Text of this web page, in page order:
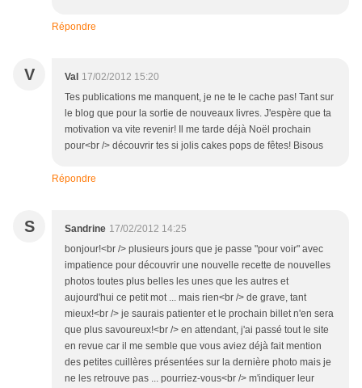
Répondre
V Val 17/02/2012 15:20
Tes publications me manquent, je ne te le cache pas! Tant sur
le blog que pour la sortie de nouveaux livres. J'espère que ta
motivation va vite revenir! Il me tarde déjà Noël prochain
pour<br /> découvrir tes si jolis cakes pops de fêtes! Bisous
Répondre
S Sandrine 17/02/2012 14:25
bonjour!<br /> plusieurs jours que je passe "pour voir" avec
impatience pour découvrir une nouvelle recette de nouvelles
photos toutes plus belles les unes que les autres et
aujourd'hui ce petit mot ... mais rien<br /> de grave, tant
mieux!<br /> je saurais patienter et le prochain billet n'en sera
que plus savoureux!<br /> en attendant, j'ai passé tout le site
en revue car il me semble que vous aviez déjà fait mention
des petites cuillères présentées sur la dernière photo mais je
ne les retrouve pas ... pourriez-vous<br /> m'indiquer leur